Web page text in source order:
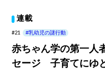
連載
#21 #乳幼児の謎行動
赤ちゃん学の第一人
セージ 子育てにゆ